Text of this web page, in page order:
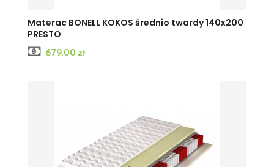
Materac BONELL KOKOS średnio twardy 140x200
PRESTO
Cena
679,00 zł